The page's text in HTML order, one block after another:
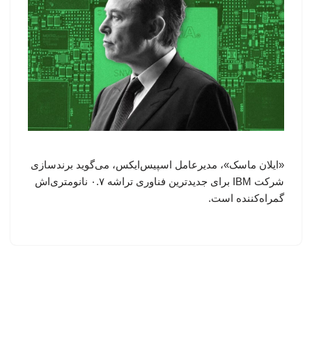
«ایلان ماسک»، مدیرعامل اسپیس‌ایکس، می‌گوید برندسازی
شرکت IBM برای جدیدترین فناوری تراشه ۰.۷ نانومتری‌اش
گمراه‌کننده است.